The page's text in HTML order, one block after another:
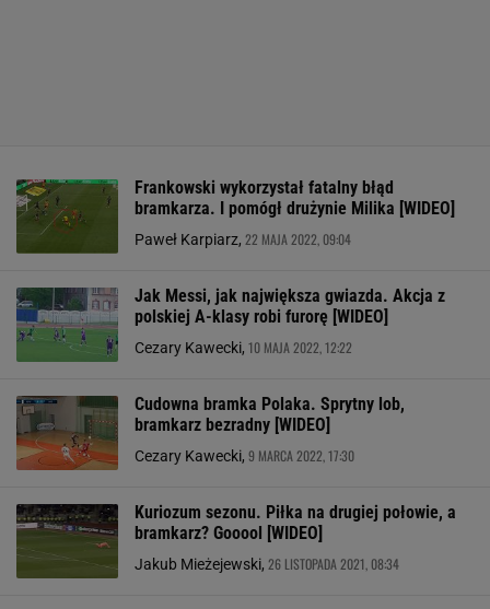
Frankowski wykorzystał fatalny błąd
bramkarza. I pomógł drużynie Milika [WIDEO]
Paweł Karpiarz, 22 MAJA 2022, 09:04
Jak Messi, jak największa gwiazda. Akcja z
polskiej A-klasy robi furorę [WIDEO]
Cezary Kawecki, 10 MAJA 2022, 12:22
Cudowna bramka Polaka. Sprytny lob,
bramkarz bezradny [WIDEO]
Cezary Kawecki, 9 MARCA 2022, 17:30
Kuriozum sezonu. Piłka na drugiej połowie, a
bramkarz? Gooool [WIDEO]
Jakub Mieżejewski, 26 LISTOPADA 2021, 08:34